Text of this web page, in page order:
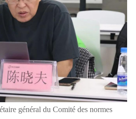
général du Comité des normes